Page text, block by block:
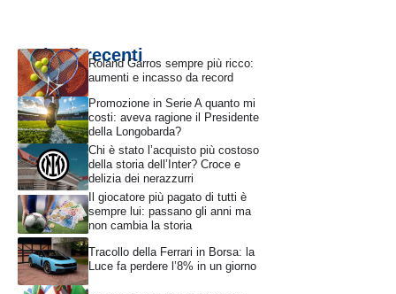
Articoli recentiRoland Garros sempre più ricco:
aumenti e incasso da record
Promozione in Serie A quanto mi
costi: aveva ragione il Presidente
della Longobarda?
Chi è stato l’acquisto più costoso
della storia dell’Inter? Croce e
delizia dei nerazzurri
Il giocatore più pagato di tutti è
sempre lui: passano gli anni ma
non cambia la storia
Tracollo della Ferrari in Borsa: la
Luce fa perdere l’8% in un giorno